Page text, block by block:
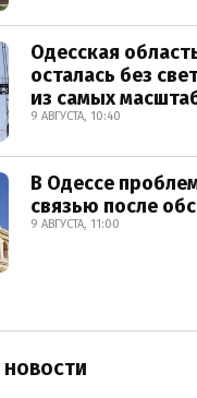
Одесская
осталась без
из самых
9 АВГУСТА, 10:40
В Одессе
связью после
9 АВГУСТА, 11:00
НОВОСТИ